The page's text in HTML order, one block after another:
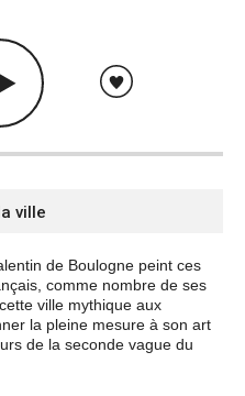
ville
de Boulogne peint ces
comme nombre de ses
ville mythique aux
la pleine mesure à son art
de la seconde vague du